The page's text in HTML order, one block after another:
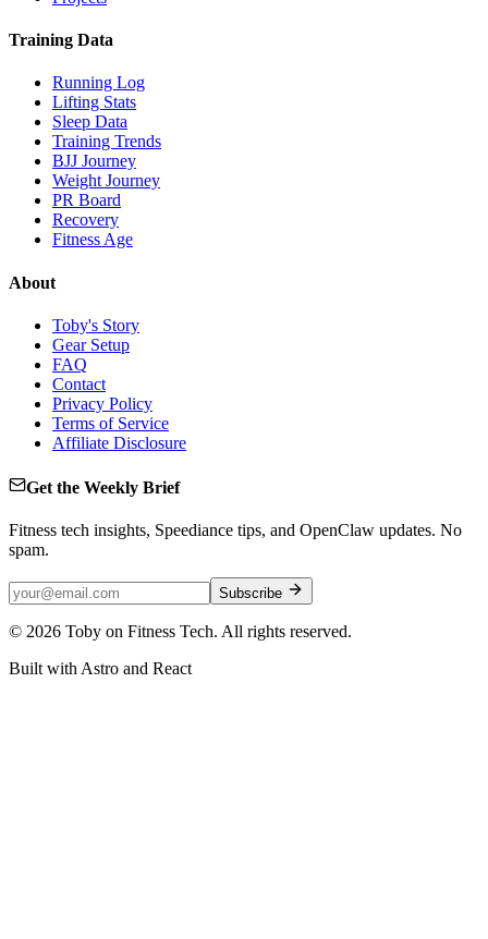
Training Data
Running Log
Lifting Stats
Sleep Data
Training Trends
BJJ Journey
Weight Journey
PR Board
Recovery
Fitness Age
About
Toby's Story
Gear Setup
FAQ
Contact
Privacy Policy
Terms of Service
Affiliate Disclosure
Get the Weekly Brief
Fitness tech insights, Speediance tips, and OpenClaw updates. No
spam.
Subscribe
© 2026 Toby on Fitness Tech. All rights reserved.
Built with Astro and React